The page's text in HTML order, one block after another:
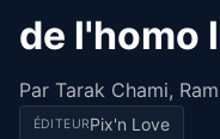
de l'homo
Par Tarak Chami,
ÉDITEURPix'n Love